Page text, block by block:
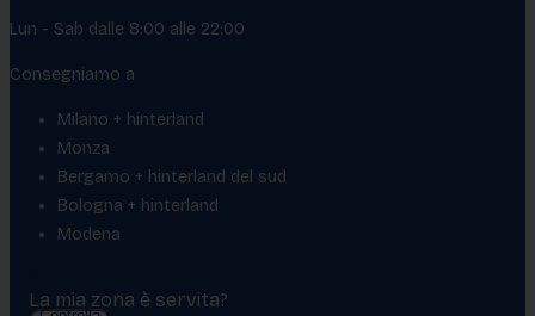
Lun - Sab dalle 8:00 alle 22:00
Consegniamo a
Milano + hinterland
Monza
Bergamo + hinterland del sud
Bologna + hinterland
Modena
La mia zona è servita?